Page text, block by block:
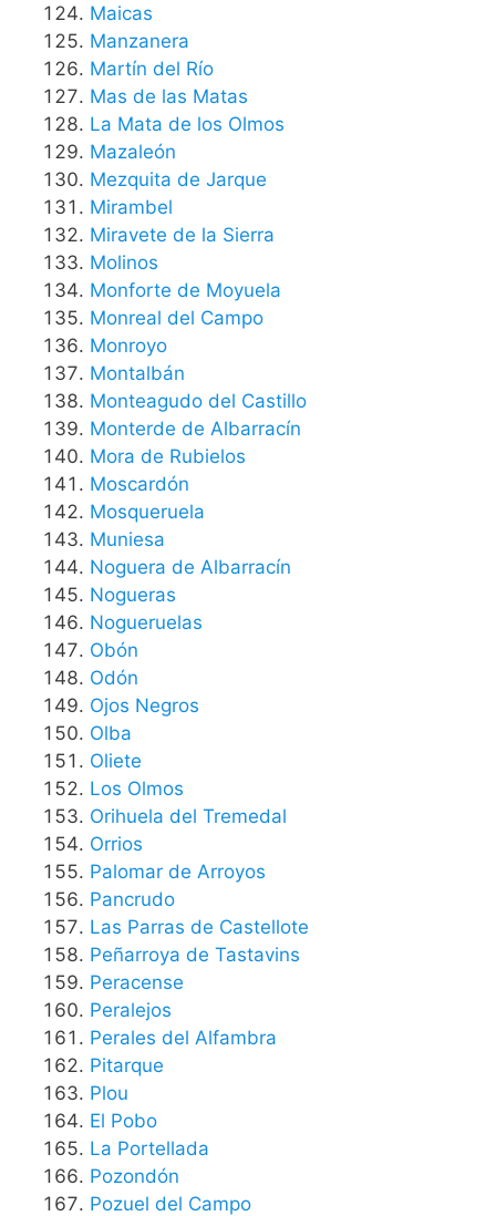
Maicas
Manzanera
Martín del Río
Mas de las Matas
La Mata de los Olmos
Mazaleón
Mezquita de Jarque
Mirambel
Miravete de la Sierra
Molinos
Monforte de Moyuela
Monreal del Campo
Monroyo
Montalbán
Monteagudo del Castillo
Monterde de Albarracín
Mora de Rubielos
Moscardón
Mosqueruela
Muniesa
Noguera de Albarracín
Nogueras
Nogueruelas
Obón
Odón
Ojos Negros
Olba
Oliete
Los Olmos
Orihuela del Tremedal
Orrios
Palomar de Arroyos
Pancrudo
Las Parras de Castellote
Peñarroya de Tastavins
Peracense
Peralejos
Perales del Alfambra
Pitarque
Plou
El Pobo
La Portellada
Pozondón
Pozuel del Campo